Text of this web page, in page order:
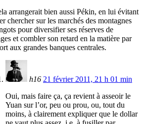
arrangerait bien aussi Pékin, en lui évitant
chercher sur les marchés des montagnes
pour diversifier ses réserves de
et combler son retard en la matière par
aux grandes banques centrales.
h16 21 février 2011, 21 h 01 min
Oui, mais faire ça, ça revient à asseoir le
Yuan sur l’or, peu ou prou, ou, tout du
moins, à clairement expliquer que le dollar